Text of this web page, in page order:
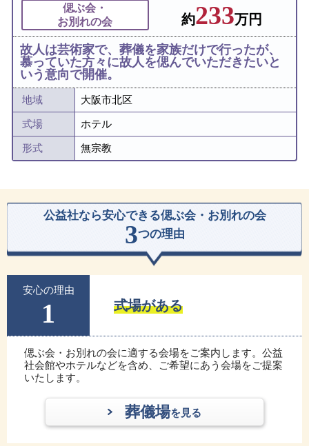
偲ぶ会・
お別れの会
約233万円
故人は芸術家で、葬儀を家族だけで行ったが、
慕っていた方々に故人を偲んでいただきたいと
いう意向で開催。
地域 大阪市北区
式場 ホテル
形式 無宗教
公益社なら安心できる偲ぶ会・お別れの会
3つの理由
安心の理由
1 式場がある
偲ぶ会・お別れの会に適する会場をご案内します。公益
社会館やホテルなどを含め、ご希望にあう会場をご提案
いたします。
葬儀場を見る